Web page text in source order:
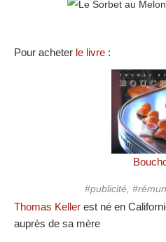
Pour acheter le livre :
#publicité,
Thomas Keller est né en
auprès de sa mère